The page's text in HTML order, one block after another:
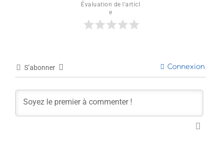
Évaluation de l'articl
e
S’abonner Connexion